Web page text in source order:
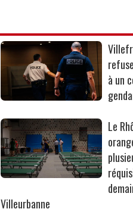
à un
Le
Villeurbanne